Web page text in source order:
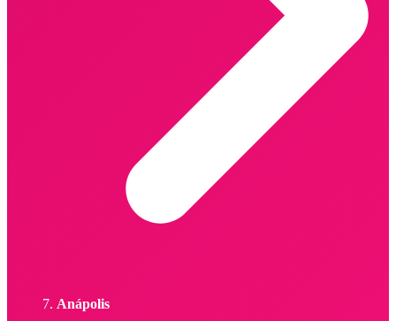
Anápolis